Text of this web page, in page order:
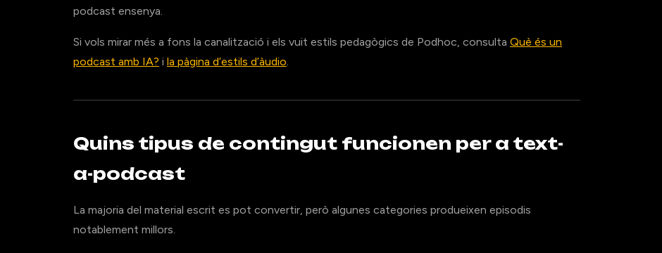
podcast ensenya.
Si vols mirar més a fons la canalització i els vuit estils pedagògics de Podhoc, consulta Què és un
podcast amb IA? i la pàgina d’estils d’àudio.
Quins tipus de contingut funcionen per a text-
a-podcast
La majoria del material escrit es pot convertir, però algunes categories produeixen episodis
notablement millors.